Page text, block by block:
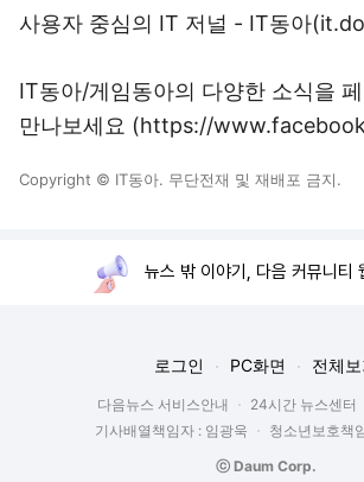
사용자 중심의 IT 저널 - IT동아(
IT동아/게임동아의 다양한 소식을
만나보세요 (https://
Copyright © IT동아. 무단전재 및 재배포 금지.
뉴스 밖 이야기, 다음 커뮤니티
로그인 PC화면 전체보
다음뉴스 서비스안내 24시간 뉴스센터
기사배열책임자 : 임광욱
청소년보호책
ⓒ Daum Corp.